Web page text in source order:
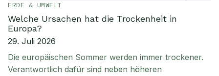
ERDE & UMWELT
Welche Ursachen hat die Trockenheit in
Europa?
29. Juli 2026
Die europäischen Sommer werden immer trockener.
Verantwortlich dafür sind neben höheren